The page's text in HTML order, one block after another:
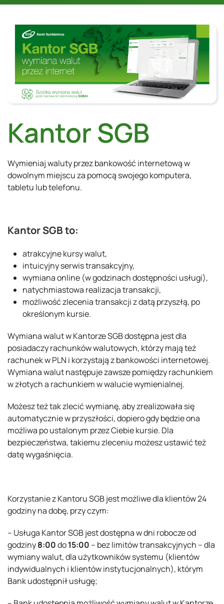
Kantor SGB
Wymieniaj waluty przez bankowość internetową w
dowolnym miejscu za pomocą swojego komputera,
tabletu lub telefonu.
Kantor SGB to:
atrakcyjne kursy walut,
intuicyjny serwis transakcyjny,
wymiana online (w godzinach dostępności usługi),
natychmiastowa realizacja transakcji,
możliwość zlecenia transakcji z datą przyszłą, po
określonym kursie.
Wymiana walut w Kantorze SGB dostępna jest dla
posiadaczy rachunków walutowych, którzy mają też
rachunek w PLN i korzystają z bankowości internetowej.
Wymiana walut następuje zawsze pomiędzy rachunkiem
w złotych a rachunkiem w walucie wymienialnej.
Możesz też tak zlecić wymianę, aby zrealizowała się
automatycznie w przyszłości, dopiero gdy będzie ona
możliwa po ustalonym przez Ciebie kursie. Dla
bezpieczeństwa, takiemu zleceniu możesz ustawić też
datę wygaśnięcia.
Korzystanie z Kantoru SGB jest możliwe dla klientów 24
godziny na dobę, przy czym:
– Usługa Kantor SGB jest dostępna w dni robocze od
godziny8:00do15:00 – bez limitów transakcyjnych – dla
wymiany walut, dla użytkowników systemu (klientów
indywidualnych i klientów instytucjonalnych), którym
Bank udostępnił usługę;